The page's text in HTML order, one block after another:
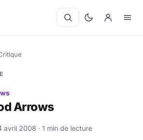
Arrows
avril 2008 · 1 min de lecture